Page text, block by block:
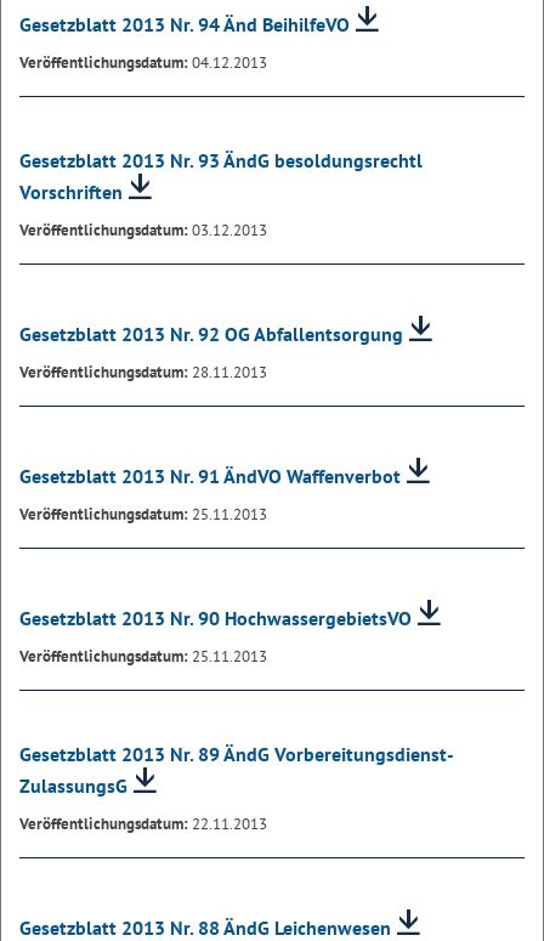
Gesetzblatt 2013 Nr. 94 Änd BeihilfeVO
Veröffentlichungsdatum:04.12.2013
Gesetzblatt 2013 Nr. 93 ÄndG besoldungsrechtl
Vorschriften
Veröffentlichungsdatum:03.12.2013
Gesetzblatt 2013 Nr. 92 OG Abfallentsorgung
Veröffentlichungsdatum: 28.11.2013
Gesetzblatt 2013 Nr. 91 ÄndVO Waffenverbot
Veröffentlichungsdatum: 25.11.2013
Gesetzblatt 2013 Nr. 90 HochwassergebietsVO
Veröffentlichungsdatum: 25.11.2013
Gesetzblatt 2013 Nr. 89 ÄndG Vorbereitungsdienst-
ZulassungsG
Veröffentlichungsdatum: 22.11.2013
Gesetzblatt 2013 Nr. 88 ÄndG Leichenwesen